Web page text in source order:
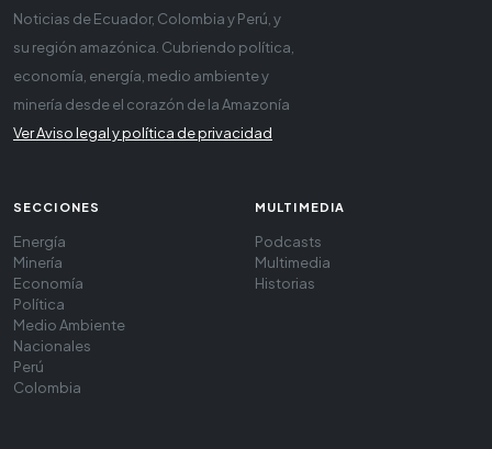
Noticias de Ecuador, Colombia y Perú, y
su región amazónica. Cubriendo política,
economía, energía, medio ambiente y
minería desde el corazón de la Amazonía
Ver Aviso legal y política de privacidad
SECCIONES
Energía
Minería
Economía
Política
Medio Ambiente
Nacionales
Perú
Colombia
MULTIMEDIA
Podcasts
Multimedia
Historias